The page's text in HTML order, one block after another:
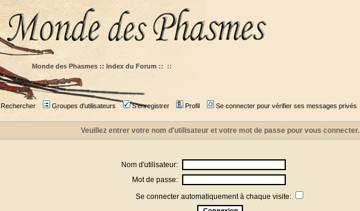
Monde des Phasmes :: Index du Forum :: ::
Rechercher Groupes d'utilisateurs S'enregistrer Profil Se connecter pour vérifier ses messages privés
Veuillez entrer votre nom d'utilisateur et votre mot de passe pour vous connecter.
Nom d'utilisateur:
Mot de passe:
Se connecter automatiquement à chaque visite: